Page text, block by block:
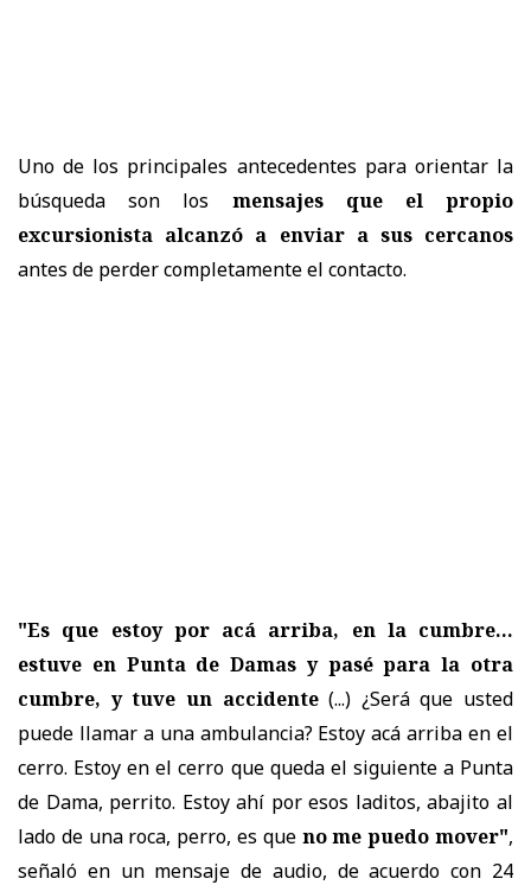
Uno de los principales antecedentes para orientar la
búsqueda son los mensajes que el propio
excursionista alcanzó a enviar a sus cercanos
antes de perder completamente el contacto.
"Es que estoy por acá arriba, en la cumbre...
estuve en Punta de Damas y pasé para la otra
cumbre, y tuve un accidente(...) ¿Será que usted
puede llamar a una ambulancia? Estoy acá arriba en el
cerro. Estoy en el cerro que queda el siguiente a Punta
de Dama, perrito. Estoy ahí por esos laditos, abajito al
lado de una roca, perro, es que no me puedo mover",
señaló en un mensaje de audio, de acuerdo con 24